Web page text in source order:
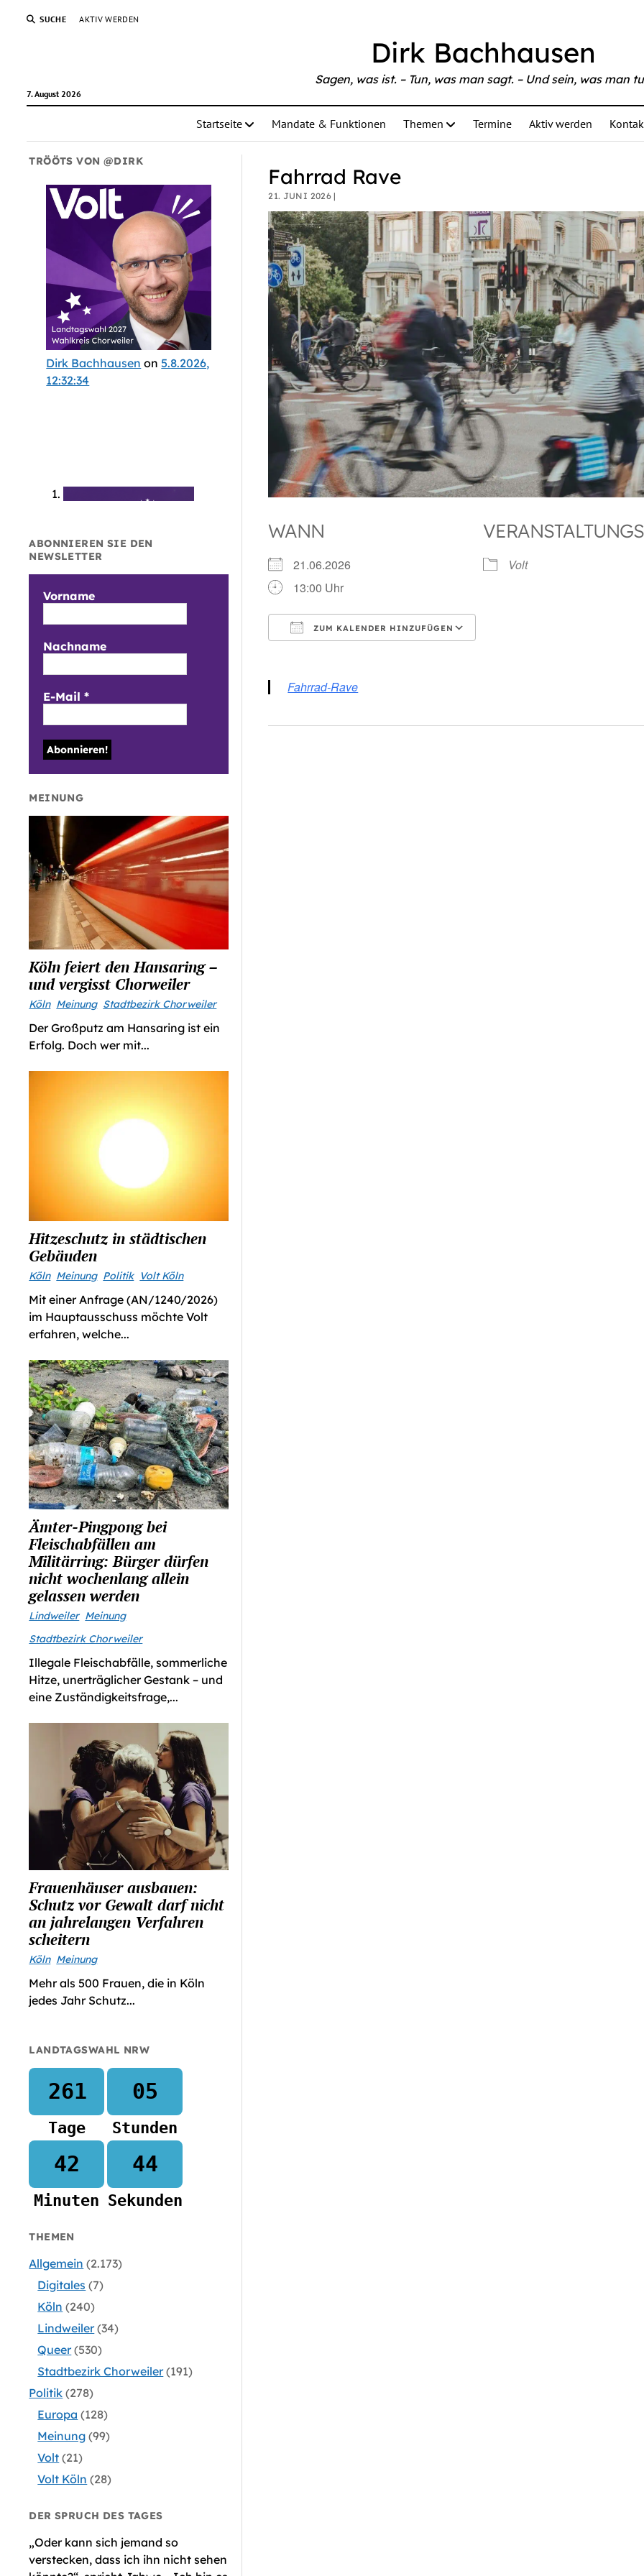
SUCHE AKTIV WERDEN
Dirk Bachhausen
7. August 2026
Sagen, was ist. – Tun, was man sagt. – Und sein, was man
Startseite Mandate & Funktionen Themen Termine Aktiv werden
TRÖÖTS VON @DIRK
Dirk Bachhausen on5.8.2026,
12:32:34
ABONNIEREN SIE DEN
NEWSLETTER
Vorname
Nachname
E-Mail*
MEINUNG
Köln feiert den Hansaring –
und vergisst Chorweiler
Köln Meinung Stadtbezirk Chorweiler
Der Großputz am Hansaring ist ein
Erfolg. Doch wer mit...
Hitzeschutz in städtischen
Gebäuden
Köln Meinung Politik Volt Köln
Mit einer Anfrage (AN/1240/2026)
im Hauptausschuss möchte Volt
erfahren, welche...
Ämter-Pingpong bei
Fleischabfällen am
Militärring: Bürger dürfen
nicht wochenlang allein
gelassen werden
Lindweiler Meinung
Stadtbezirk Chorweiler
Illegale Fleischabfälle, sommerliche
Hitze, unerträglicher Gestank – und
eine Zuständigkeitsfrage,...
Frauenhäuser ausbauen:
Schutz vor Gewalt darf nicht
an jahrelangen Verfahren
scheitern
Köln Meinung
Mehr als 500 Frauen, die in Köln
jedes Jahr Schutz...
LANDTAGSWAHL NRW
261
Tage
05
Stunden
42
Minuten
42
Sekunden
THEMEN
Allgemein (2.173)
Digitales (7)
Köln (240)
Lindweiler(34)
Queer(530)
Stadtbezirk Chorweiler(191)
Politik (278)
Europa (128)
Meinung (99)
Volt (21)
Volt Köln (28)
DER SPRUCH DES TAGES
„Oder kann sich jemand so
verstecken, dass ich ihn nicht sehen
Fahrrad Rave
21. JUNI 2026 |
WANN
21.06.2026
13:00 Uhr
ZUM KALENDER HINZUFÜGEN
Volt
Fahrrad-Rave